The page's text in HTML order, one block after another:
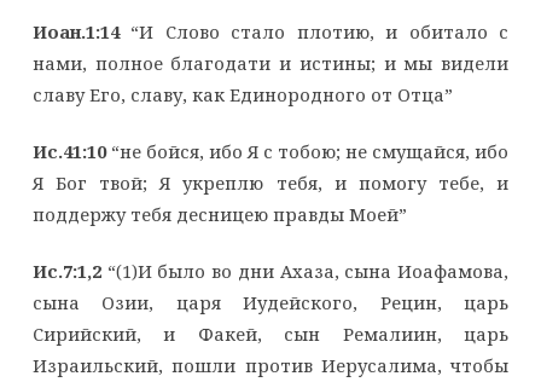
Иоан.1:14“И Слово стало плотию, и обитало с
нами, полное благодати и истины; и мы видели
славу Его, славу, как Единородного от Отца”
Ис.41:10“не бойся, ибо Я с тобою; не смущайся, ибо
Я Бог твой; Я укреплю тебя, и помогу тебе, и
поддержу тебя десницею правды Моей”
Ис.7:1,2“(1)И было во дни Ахаза, сына Иоафамова,
сына Озии, царя Иудейского, Рецин, царь
Сирийский, и Факей, сын Ремалиин, царь
Израильский, пошли против Иерусалима, чтобы